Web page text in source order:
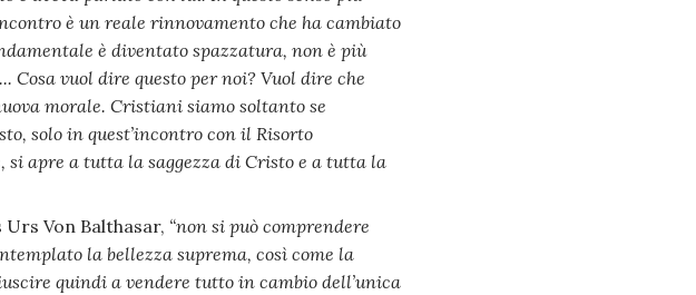
è un reale rinnovamento che ha cambiato
è diventato spazzatura, non è più
vuol dire questo per noi? Vuol dire che
morale. Cristiani siamo soltanto se
solo in quest’incontro con il Risorto
apre a tutta la saggezza di Cristo e a tutta la
Von Balthasar, “non si può comprendere
la bellezza suprema, così come la
quindi a vendere tutto in cambio dell’unica